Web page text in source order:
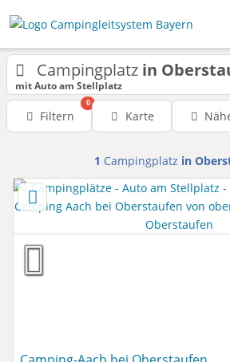
Campingplatz in
mit Auto am Stellplatz
Filtern
0
Karte
1 Campingplatz in